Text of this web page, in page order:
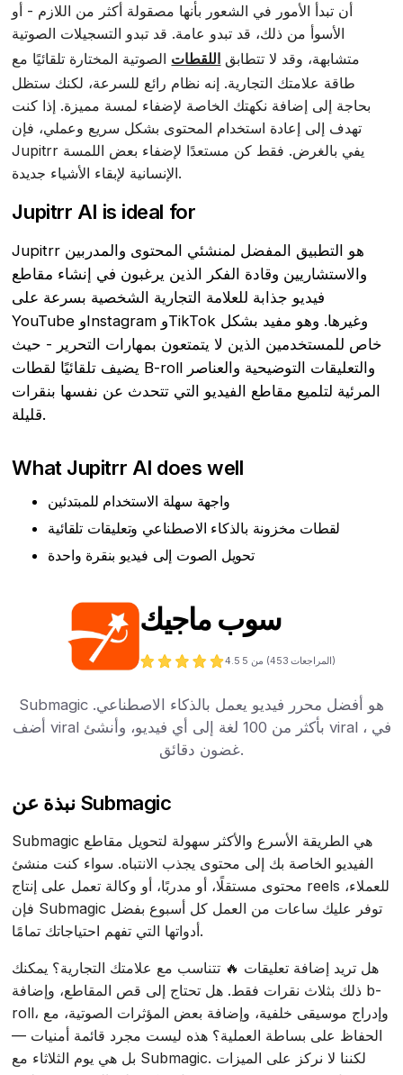
أن تبدأ الأمور في الشعور بأنها مصقولة أكثر من اللازم - أو
الأسوأ من ذلك، قد تبدو عامة. قد تبدو التسجيلات الصوتية
متشابهة، وقد لا تتطابق اللقطات الصوتية المختارة تلقائيًا مع
طاقة علامتك التجارية. إنه نظام رائع للسرعة، لكنك ستظل
بحاجة إلى إضافة نكهتك الخاصة لإضفاء لمسة مميزة. إذا كنت
تهدف إلى إعادة استخدام المحتوى بشكل سريع وعملي، فإن
Jupitrr يفي بالغرض. فقط كن مستعدًا لإضفاء بعض اللمسة
الإنسانية لإبقاء الأشياء جديدة.
Jupitrr AI is ideal for
Jupitrr هو التطبيق المفضل لمنشئي المحتوى والمدربين
والاستشاريين وقادة الفكر الذين يرغبون في إنشاء مقاطع
فيديو جذابة للعلامة التجارية الشخصية بسرعة على
YouTube وInstagram وTikTok وغيرها. وهو مفيد بشكل
خاص للمستخدمين الذين لا يتمتعون بمهارات التحرير - حيث
يضيف تلقائيًا لقطات B-roll والتعليقات التوضيحية والعناصر
المرئية لتلميع مقاطع الفيديو التي تتحدث عن نفسها بنقرات
قليلة.
What Jupitrr AI does well
واجهة سهلة الاستخدام للمبتدئين
لقطات مخزونة بالذكاء الاصطناعي وتعليقات تلقائية
تحويل الصوت إلى فيديو بنقرة واحدة
سوب ماجيك
4.5 من 5 (453 المراجعات)
Submagic هو أفضل محرر فيديو يعمل بالذكاء الاصطناعي.
أضف viral بأكثر من 100 لغة إلى أي فيديو، وأنشئ viral ، في
غضون دقائق.
نبذة عن Submagic
Submagic هي الطريقة الأسرع والأكثر سهولة لتحويل مقاطع
الفيديو الخاصة بك إلى محتوى يجذب الانتباه. سواء كنت منشئ
محتوى مستقلًا، أو مدربًا، أو وكالة تعمل على إنتاج reels للعملاء،
فإن Submagic توفر عليك ساعات من العمل كل أسبوع بفضل
أدواتها التي تفهم احتياجاتك تمامًا.
هل تريد إضافة تعليقات 🔥 تتناسب مع علامتك التجارية؟ يمكنك
ذلك بثلاث نقرات فقط. هل تحتاج إلى قص المقاطع، وإضافة b-
roll، وإدراج موسيقى خلفية، وإضافة بعض المؤثرات الصوتية، مع
الحفاظ على بساطة العملية؟ هذه ليست مجرد قائمة أمنيات —
بل هي يوم الثلاثاء مع Submagic. لكننا لا نركز على الميزات